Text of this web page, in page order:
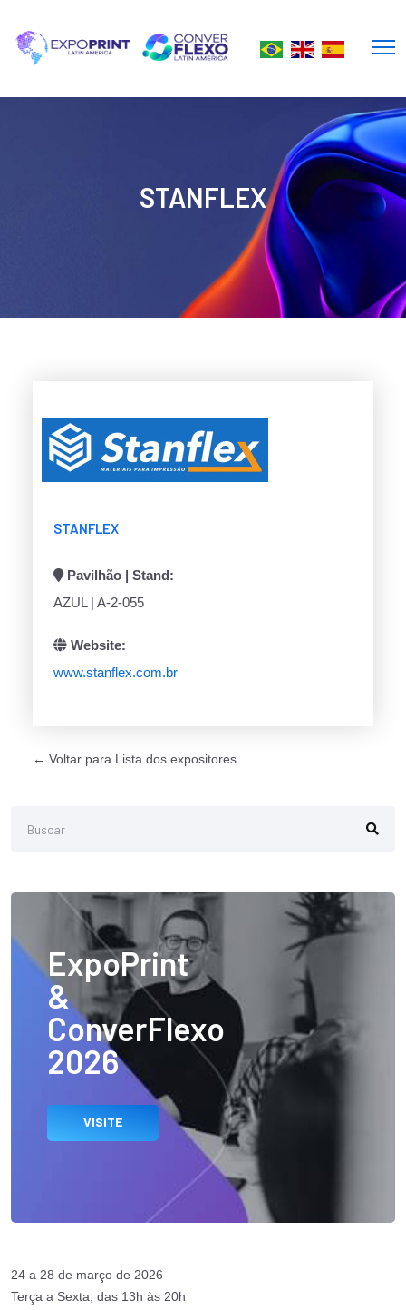
STANFLEX
STANFLEX
Pavilhão | Stand:
AZUL | A-2-055
Website:
www.stanflex.com.br
← Voltar para Lista dos expositores
ExpoPrint
&
ConverFlexo
2026
VISITE
24 a 28 de março de 2026
Terça a Sexta, das 13h às 20h